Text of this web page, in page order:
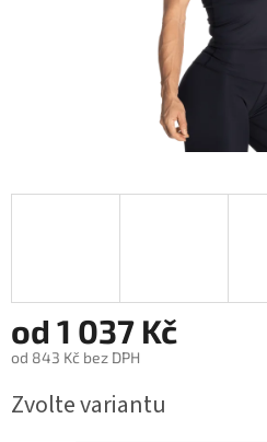
od 1 037 Kč
od 843 Kč bez DPH
cena:
Zvolte variantu